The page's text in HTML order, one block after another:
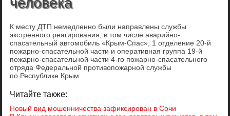
К месту ДТП немедленно были направлены службы
экстренного реагирования, в том числе аварийно-
спасательный автомобиль «Крым-Спас», 1 отделение 20-й
пожарно-спасательной части и оперативная группа 19-й
пожарно-спасательной части 4-го пожарно-спасательного
отряда Федеральной противопожарной службы
по Республике Крым.
Читайте также:
Новый вид мошенничества зафиксирован в Сочи